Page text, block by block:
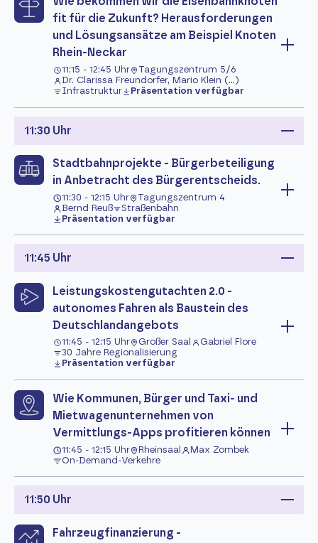
fit für die Zukunft? Herausforderungen
und Lösungsansätze am Beispiel Knoten
Rhein-Neckar
11:15 - 12:45 Uhr
Tagungszentrum 5/6
Dr. Clarissa Freundorfer, Mario Klein (...)
Infrastruktur
Präsentation verfügbar
11:30 Uhr
Stadtbahnprojekte - Bürgerbeteiligung
in Anbetracht des Bürgerentscheids.
11:30 - 12:15 Uhr
Tagungszentrum 4
Bernd Reuß
Straßenbahn
Präsentation verfügbar
11:45 Uhr
Leistungskostengutachten 2.0 -
autonomes Fahren als Baustein des
Deutschlandangebots
11:45 - 12:15 Uhr Großer Saal
Gabriel Flore
30 Jahre Regionalisierung
Präsentation verfügbar
Wie Kommunen, Bürger und Taxi- und
Mietwagenunternehmen von
Vermittlungs-Apps profitieren können
11:45 - 12:15 Uhr Rheinsaal
Max Zombek
On-Demand-Verkehre
11:50 Uhr
Fahrzeugfinanzierung -